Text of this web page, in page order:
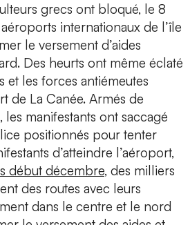
grecs ont bloqué, le 8
internationaux de l’île
le versement d’aides
Des heurts ont même éclaté
et les forces antiémeutes
de La Canée. Armés de
manifestants ont saccagé
positionnés pour tenter
d’atteindre l’aéroport,
début décembre, des milliers
des routes avec leurs
dans le centre et le nord